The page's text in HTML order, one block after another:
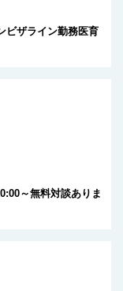
ビザライン勤務医育
～無料対談ありま